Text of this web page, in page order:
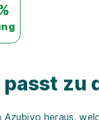
zu
heraus,